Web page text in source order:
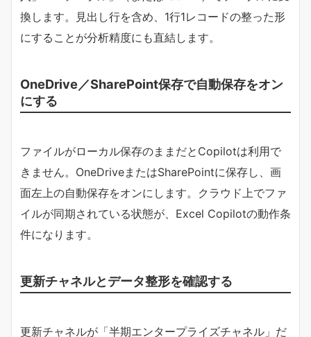
換します。見出し行を含め、1行1レコードの整った形
にすることが分析精度にも直結します。
OneDrive／SharePoint保存で自動保存をオン
にする
ファイルがローカル保存のままだとCopilotは利用で
きません。OneDriveまたはSharePointに保存し、画
面左上の自動保存をオンにします。クラウド上でファ
イルが同期されている状態が、Excel Copilotの動作条
件になります。
更新チャネルとデータ整形を確認する
更新チャネルが「半期エンタープライズチャネル」だ